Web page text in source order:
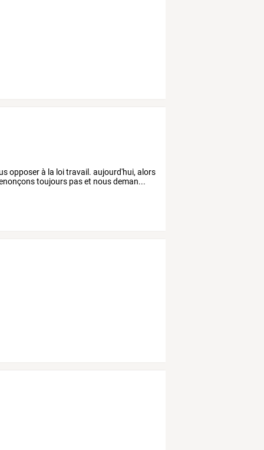
opposer à la loi travail. aujourd'hui, alors
toujours pas et nous deman...